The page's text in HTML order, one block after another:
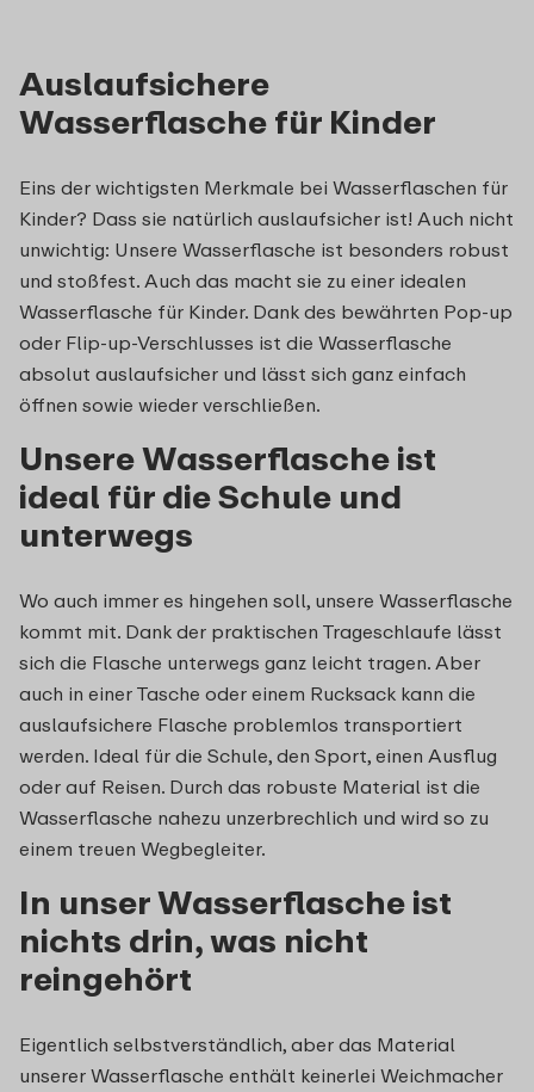
Auslaufsichere
Wasserflasche für Kinder
Eins der wichtigsten Merkmale bei Wasserflaschen für
Kinder? Dass sie natürlich auslaufsicher ist! Auch nicht
unwichtig: Unsere Wasserflasche ist besonders robust
und stoßfest. Auch das macht sie zu einer idealen
Wasserflasche für Kinder. Dank des bewährten Pop-up
oder Flip-up-Verschlusses ist die Wasserflasche
absolut auslaufsicher und lässt sich ganz einfach
öffnen sowie wieder verschließen.
Unsere Wasserflasche ist
ideal für die Schule und
unterwegs
Wo auch immer es hingehen soll, unsere Wasserflasche
kommt mit. Dank der praktischen Trageschlaufe lässt
sich die Flasche unterwegs ganz leicht tragen. Aber
auch in einer Tasche oder einem Rucksack kann die
auslaufsichere Flasche problemlos transportiert
werden. Ideal für die Schule, den Sport, einen Ausflug
oder auf Reisen. Durch das robuste Material ist die
Wasserflasche nahezu unzerbrechlich und wird so zu
einem treuen Wegbegleiter.
In unser Wasserflasche ist
nichts drin, was nicht
reingehört
Eigentlich selbstverständlich, aber das Material
unserer Wasserflasche enthält keinerlei Weichmacher